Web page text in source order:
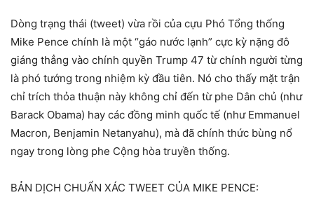
Dòng trạng thái (tweet) vừa rồi của cựu Phó Tổng thống
Mike Pence chính là một “gáo nước lạnh” cực kỳ nặng đô
giáng thẳng vào chính quyền Trump 47 từ chính người từng
là phó tướng trong nhiệm kỳ đầu tiên. Nó cho thấy mặt trận
chỉ trích thỏa thuận này không chỉ đến từ phe Dân chủ (như
Barack Obama) hay các đồng minh quốc tế (như Emmanuel
Macron, Benjamin Netanyahu), mà đã chính thức bùng nổ
ngay trong lòng phe Cộng hòa truyền thống.
BẢN DỊCH CHUẨN XÁC TWEET CỦA MIKE PENCE: